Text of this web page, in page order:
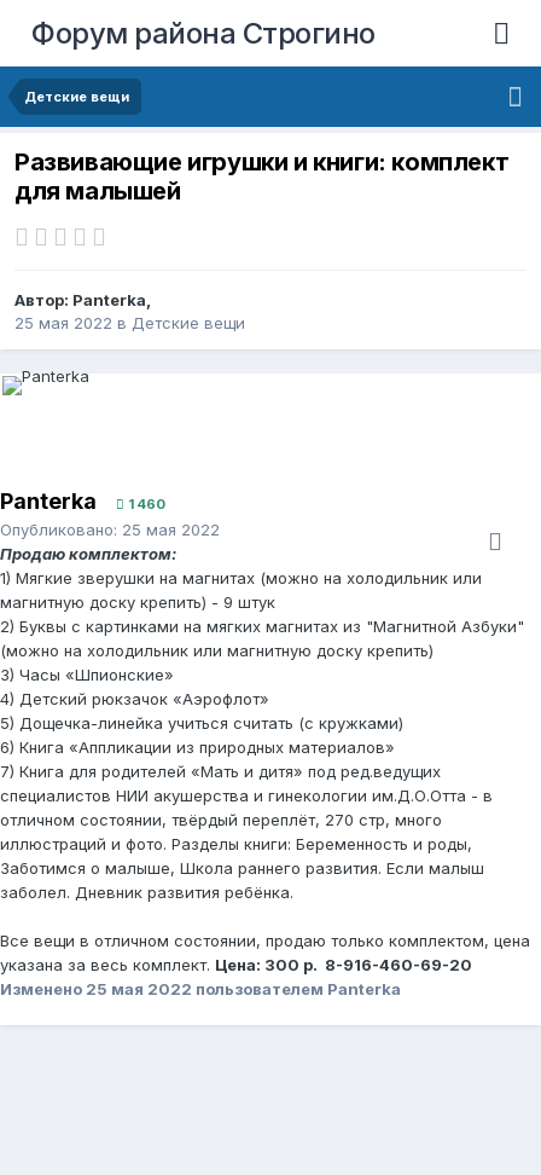
Форум района Строгино
Детские вещи
Развивающие игрушки и книги: комплект
для малышей
Автор: Panterka,
25 мая 2022 в Детские вещи
Panterka 1 460
Опубликовано: 25 мая 2022
Продаю комплектом:
1) Мягкие зверушки на магнитах (можно на холодильник или
магнитную доску крепить) - 9 штук
2) Буквы с картинками на мягких магнитах из "Магнитной Азбуки"
(можно на холодильник или магнитную доску крепить)
3) Часы «Шпионские»
4) Детский рюкзачок «Аэрофлот»
5) Дощечка-линейка учиться считать (с кружками)
6) Книга «Аппликации из природных материалов»
7) Книга для родителей «Мать и дитя» под ред.ведущих
специалистов НИИ акушерства и гинекологии им.Д.О.Отта - в
отличном состоянии, твёрдый переплёт, 270 стр, много
иллюстраций и фото. Разделы книги: Беременность и роды,
Заботимся о малыше, Школа раннего развития. Если малыш
заболел. Дневник развития ребёнка.
Все вещи в отличном состоянии, продаю только комплектом, цена
указана за весь комплект. Цена: 300 р. 8-916-460-69-20
Изменено 25 мая 2022 пользователем Panterka